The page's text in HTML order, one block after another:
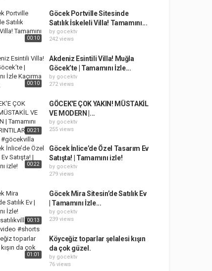
00:10
Göcek Portville Sitesinde
Satılık İskeleli Villa! Tamamını...
by gocektv
242 views
00:10
Akdeniz Esintili Villa! Muğla
Göcek’te | Tamamını İzle...
by gocektv
272 views
00:21
GÖCEK'E ÇOK YAKIN! MÜSTAKİL
VE MODERN |...
by gocektv
255 views
00:22
Göcek İnlice’de Özel Tasarım Ev
Satışta! | Tamamını izle!
by gocektv
279 views
00:13
Göcek Mira Sitesin’de Satılık Ev
| Tamamını İzle...
by gocektv
239 views
01:01
Köyceğiz toparlar şelalesi kışın
da çok güzel.
by gocektv
76 views